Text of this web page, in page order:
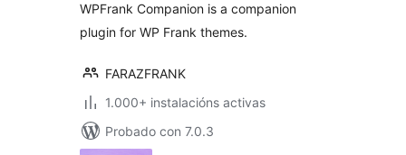
WPFrank Companion is a companion
plugin for WP Frank themes.
FARAZFRANK
1.000+ instalacións activas
Probado con 7.0.3